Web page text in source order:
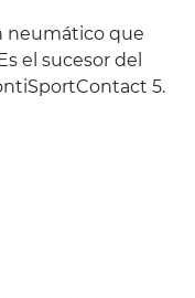
neumático que
el sucesor del
5.